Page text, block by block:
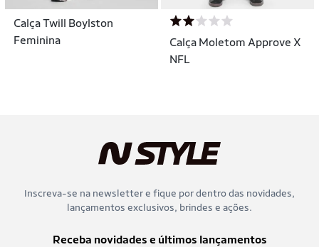
Calça Twill Boylston
Feminina
Calça Moletom Approve X
NFL
Inscreva-se na newsletter e fique por dentro das novidades,
lançamentos exclusivos, brindes e ações.
Receba novidades e últimos lançamentos